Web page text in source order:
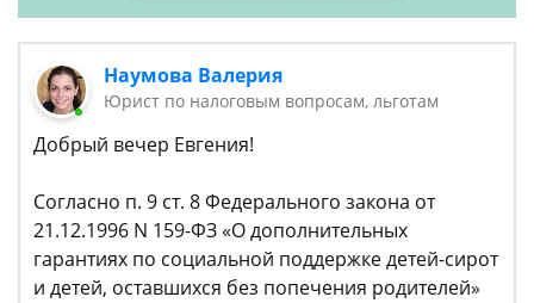
Наумова Валерия
Юрист по налоговым вопросам, льготам
Добрый вечер Евгения!
Согласно п. 9 ст. 8 Федерального закона от
21.12.1996 N 159-ФЗ «О дополнительных
гарантиях по социальной поддержке детей-сирот
и детей, оставшихся без попечения родителей»